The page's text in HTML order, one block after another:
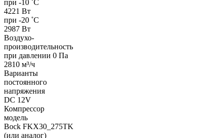
при -10 ˚С
4221 Вт
при -20 ˚С
2987 Вт
Воздухо-
производительность
при давлении 0 Па
2810 м³/ч
Варианты
постоянного
напряжения
DC 12V
Компрессор
модель
Bock FKX30_275TK
(или аналог)